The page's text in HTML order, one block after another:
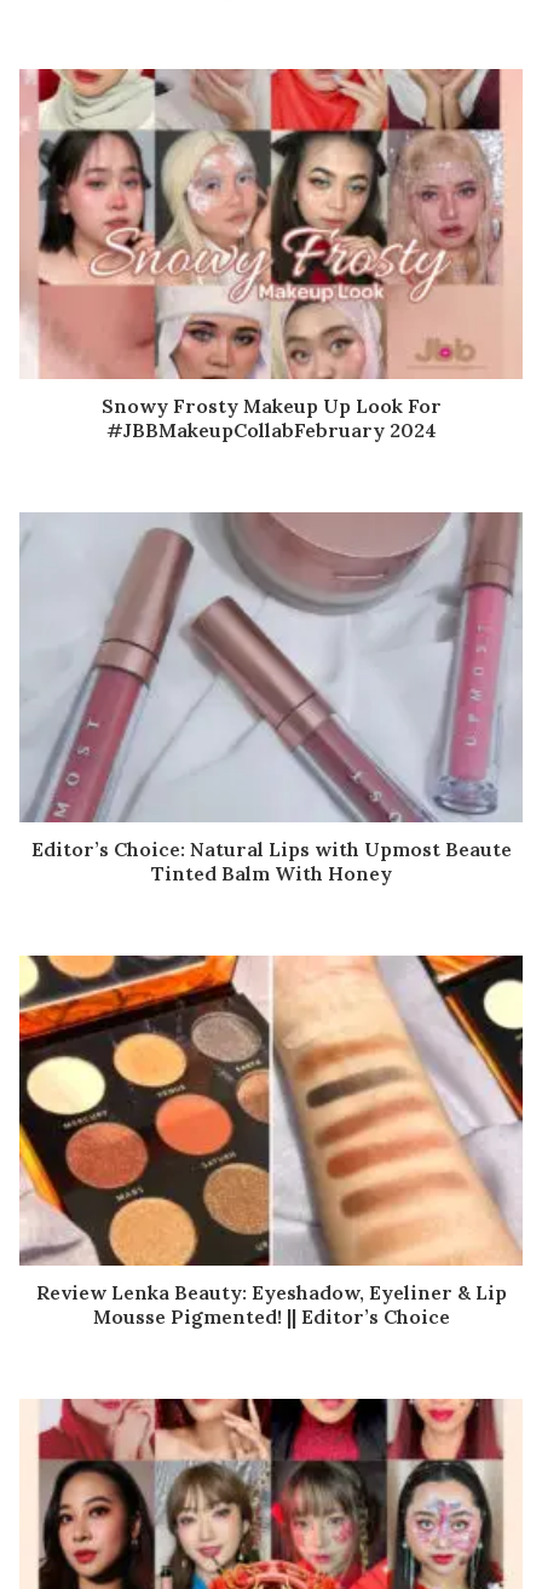
Snowy Frosty Makeup Up Look For
#JBBMakeupCollabFebruary 2024
Editor’s Choice: Natural Lips with Upmost Beaute
Tinted Balm With Honey
Review Lenka Beauty: Eyeshadow, Eyeliner & Lip
Mousse Pigmented! || Editor’s Choice